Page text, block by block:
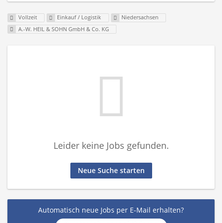
Vollzeit Einkauf / Logistik
Niedersachsen
A.-W. HEIL & SOHN GmbH & Co. KG
Leider keine Jobs gefunden.
Neue Suche starten
Automatisch neue Jobs per E-Mail erhalten?